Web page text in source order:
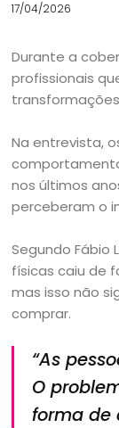
17/04/2026
Durante a
profissionais
Na entrevista,
nos últimos
perceberam o
Segundo Fábio
físicas caiu de
mas isso não
comprar.
“As
O
forma de